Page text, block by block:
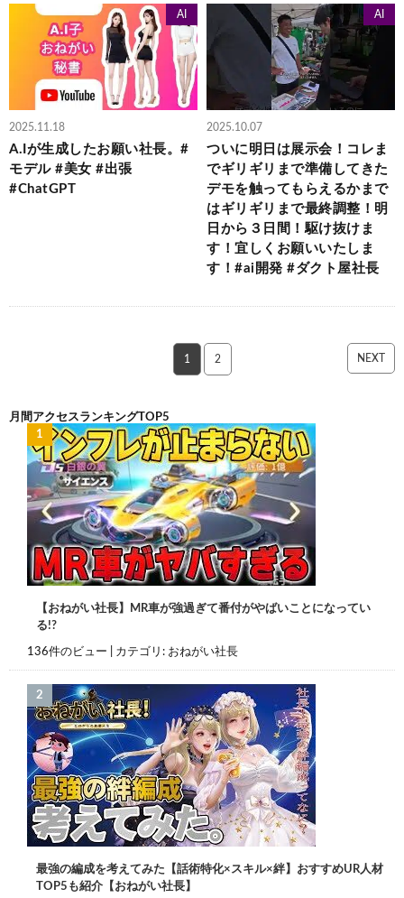
AI
2025.11.18
A.Iが生成したお願い社長。#
モデル #美女 #出張
#ChatGPT
AI
2025.10.07
ついに明日は展示会！コレま
でギリギリまで準備してきた
デモを触ってもらえるかまで
はギリギリまで最終調整！明
日から３日間！駆け抜けま
す！宜しくお願いいたしま
す！#ai開発 #ダクト屋社長
1 2 NEXT
月間アクセスランキングTOP5
【おねがい社長】MR車が強過ぎて番付がやばいことになってい
る!?
136件のビュー カテゴリ: おねがい社長
最強の編成を考えてみた【話術特化×スキル×絆】おすすめUR人材
TOP5も紹介【おねがい社長】